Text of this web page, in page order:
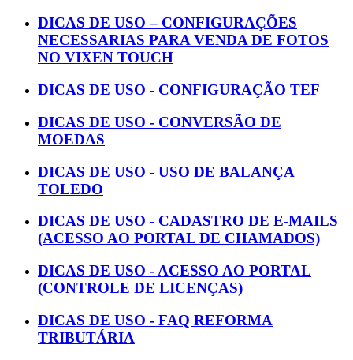
DICAS DE USO – CONFIGURAÇÕES
NECESSARIAS PARA VENDA DE FOTOS
NO VIXEN TOUCH
DICAS DE USO - CONFIGURAÇÃO TEF
DICAS DE USO - CONVERSÃO DE
MOEDAS
DICAS DE USO - USO DE BALANÇA
TOLEDO
DICAS DE USO - CADASTRO DE E-MAILS
(ACESSO AO PORTAL DE CHAMADOS)
DICAS DE USO - ACESSO AO PORTAL
(CONTROLE DE LICENÇAS)
DICAS DE USO - FAQ REFORMA
TRIBUTÁRIA